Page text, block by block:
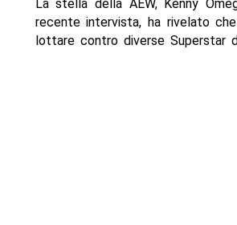
La stella della AEW, Kenny
recente intervista, ha rivelato
lottare contro diverse Superstar